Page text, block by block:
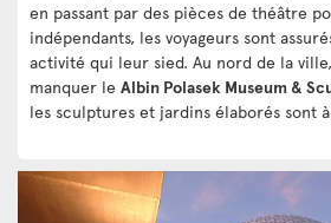
en passant par des pièces de théâtre
indépendants, les voyageurs sont
activité qui leur sied. Au nord de la
manquer le Albin Polasek Museum &
les sculptures et jardins élaborés sont